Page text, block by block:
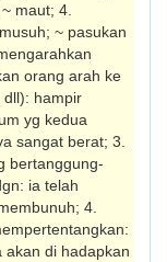
maut; 4.
~ pasukan
orang arah ke
dll): hampir
yg kedua
sangat berat; 3.
bertang­gung­
ia telah
4.
akan di­ hadap­kan